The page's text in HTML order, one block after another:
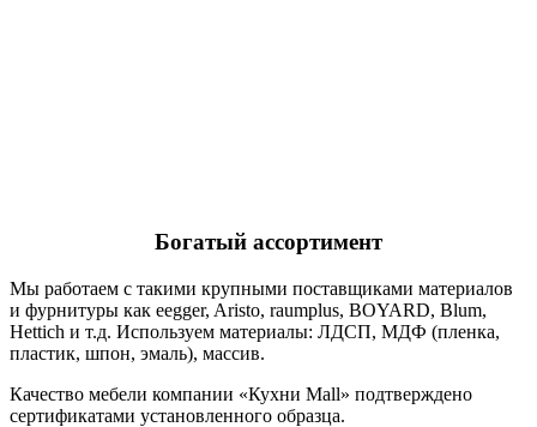
Богатый ассортимент
Мы работаем с такими крупными поставщиками материалов
и фурнитуры как eegger, Aristo, raumplus, BOYARD, Blum,
Hettich и т.д. Используем материалы: ЛДСП, МДФ (пленка,
пластик, шпон, эмаль), массив.
Качество мебели компании «Кухни Mall» подтверждено
сертификатами установленного образца.